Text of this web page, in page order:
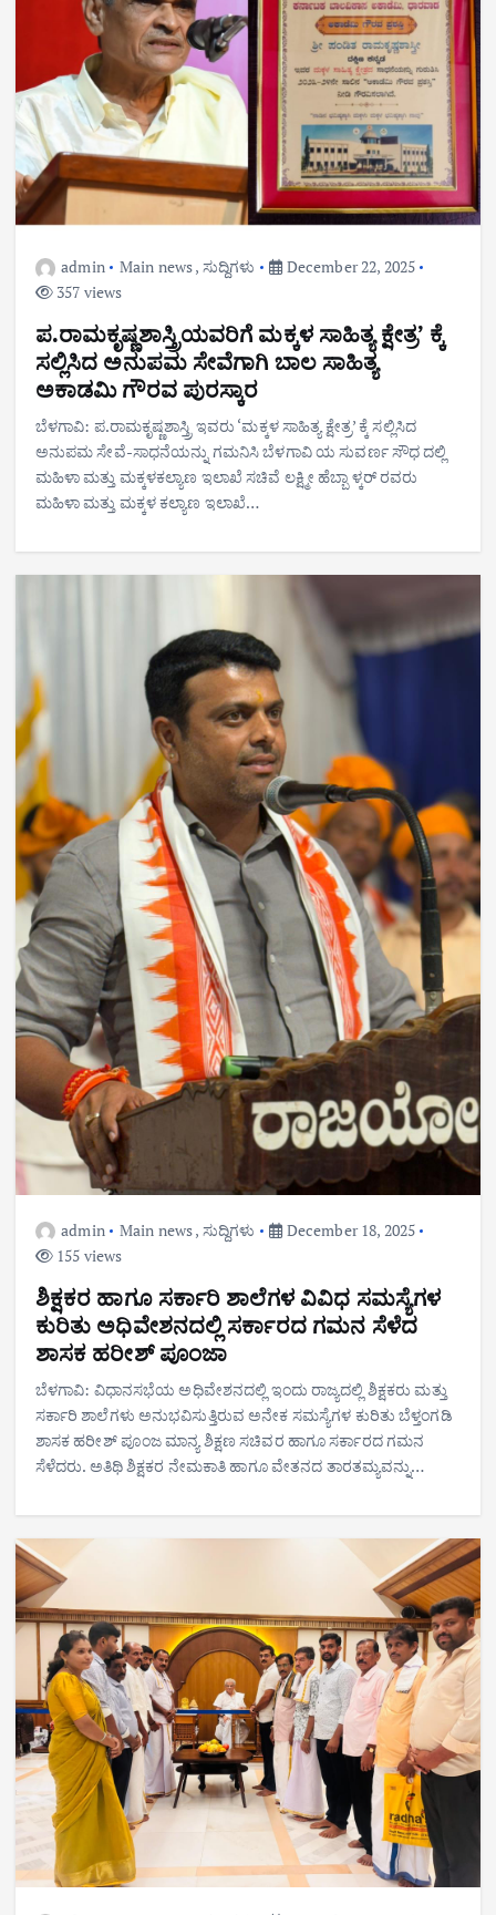
admin Main news, ಸುದ್ದಿಗಳು
December 22, 2025
357 views
ಪ.ರಾಮಕೃಷ್ಣಶಾಸ್ತ್ರಿಯವರಿಗೆ ಮಕ್ಕಳ ಸಾಹಿತ್ಯ ಕ್ಷೇತ್ರ’ ಕ್ಕೆ
ಸಲ್ಲಿಸಿದ ಅನುಪಮ ಸೇವೆಗಾಗಿ ಬಾಲ ಸಾಹಿತ್ಯ
ಅಕಾಡಮಿ ಗೌರವ ಪುರಸ್ಕಾರ
ಬೆಳಗಾವಿ: ಪ.ರಾಮಕೃಷ್ಣಶಾಸ್ತ್ರಿ ಇವರು ‘ಮಕ್ಕಳ ಸಾಹಿತ್ಯ ಕ್ಷೇತ್ರ’ ಕ್ಕೆ ಸಲ್ಲಿಸಿದ
ಅನುಪಮ ಸೇವೆ-ಸಾಧನೆಯನ್ನು ಗಮನಿಸಿ ಬೆಳಗಾವಿ ಯ ಸುವರ್ಣ ಸೌಧ ದಲ್ಲಿ
ಮಹಿಳಾ ಮತ್ತು ಮಕ್ಕಳಕಲ್ಯಾಣ ಇಲಾಖೆ ಸಚಿವೆ ಲಕ್ಷ್ಮೀ ಹೆಬ್ಬಾ ಳ್ಕರ್ ರವರು
ಮಹಿಳಾ ಮತ್ತು ಮಕ್ಕಳ ಕಲ್ಯಾಣ ಇಲಾಖೆ…
admin Main news, ಸುದ್ದಿಗಳು
December 18, 2025
155 views
ಶಿಕ್ಷಕರ ಹಾಗೂ ಸರ್ಕಾರಿ ಶಾಲೆಗಳ ವಿವಿಧ ಸಮಸ್ಯೆಗಳ
ಕುರಿತು ಅಧಿವೇಶನದಲ್ಲಿ ಸರ್ಕಾರದ ಗಮನ ಸೆಳೆದ
ಶಾಸಕ ಹರೀಶ್ ಪೂಂಜಾ
ಬೆಳಗಾವಿ: ವಿಧಾನಸಭೆಯ ಅಧಿವೇಶನದಲ್ಲಿ ಇಂದು ರಾಜ್ಯದಲ್ಲಿ ಶಿಕ್ಷಕರು ಮತ್ತು
ಸರ್ಕಾರಿ ಶಾಲೆಗಳು ಅನುಭವಿಸುತ್ತಿರುವ ಅನೇಕ ಸಮಸ್ಯೆಗಳ ಕುರಿತು ಬೆಳ್ತಂಗಡಿ
ಶಾಸಕ ಹರೀಶ್ ಪೂಂಜ ಮಾನ್ಯ ಶಿಕ್ಷಣ ಸಚಿವರ ಹಾಗೂ ಸರ್ಕಾರದ ಗಮನ
ಸೆಳೆದರು. ಅತಿಥಿ ಶಿಕ್ಷಕರ ನೇಮಕಾತಿ ಹಾಗೂ ವೇತನದ ತಾರತಮ್ಯವನ್ನು…